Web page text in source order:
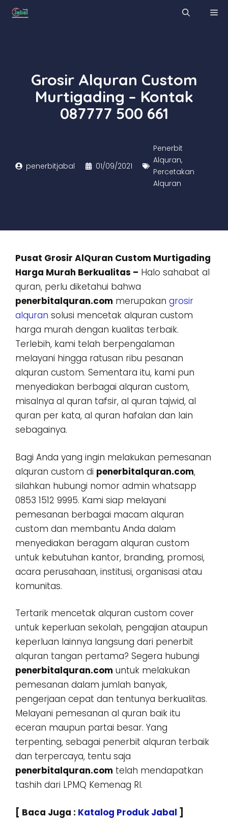
Skip
Grosir Alquran Custom
Murtigading – Kontak
087777 500 661
penerbitjabal 01/09/2021
Penerbit
Alquran,
Percetakan
Alquran
Pusat Grosir AlQuran Custom Murtigading
Harga Murah Berkualitas – Halo sahabat al
quran, perlu diketahui bahwa
penerbitalquran.com merupakan grosir
alquran solusi mencetak alquran custom
harga murah dengan kualitas terbaik.
Terlebih, kami telah berpengalaman
melayani hingga ratusan ribu pesanan
alquran custom. Sementara itu, kami pun
menyediakan berbagai alquran custom,
misalnya al quran tafsir, al quran tajwid, al
quran per kata, al quran hafalan dan lain
sebagainya.
Bagi Anda yang ingin melakukan pemesanan
alquran custom di penerbitalquran.com,
silahkan hubungi nomor admin whatsapp
0853 1512 9995. Kami siap melayani
pemesanan berbagai macam alquran
custom dan membantu Anda dalam
menyediakan beragam alquran custom
untuk kebutuhan kantor, branding, promosi,
acara perusahaan, institusi, organisasi atau
komunitas.
Tertarik mencetak alquran custom cover
untuk keperluan sekolah, pengajian ataupun
keperluan lainnya langsung dari penerbit
alquran tangan pertama? Segera hubungi
penerbitalquran.com untuk melakukan
pemesanan dalam jumlah banyak,
pengerjaan cepat dan tentunya berkualitas.
Melayani pemesanan al quran baik itu
eceran maupun partai besar. Yang
terpenting, sebagai penerbit alquran terbaik
dan terpercaya, tentu saja
penerbitalquran.com telah mendapatkan
tashih dari LPMQ Kemenag RI.
[ Baca Juga : Katalog Produk Jabal ]